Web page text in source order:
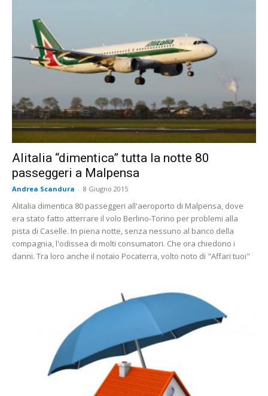
Alitalia “dimentica” tutta la notte 80
passeggeri a Malpensa
Andrea Scandura - 8 Giugno 2015
Alitalia dimentica 80 passeggeri all'aeroporto di Malpensa, dove
era stato fatto atterrare il volo Berlino-Torino per problemi alla
pista di Caselle. In piena notte, senza nessuno al banco della
compagnia, l'odissea di molti consumatori. Che ora chiedono i
danni. Tra loro anche il notaio Pocaterra, volto noto di "Affari tuoi"